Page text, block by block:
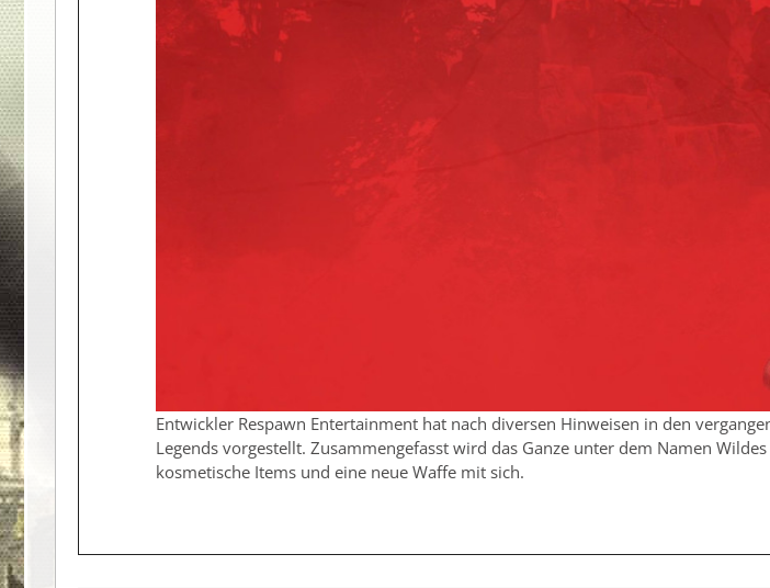
Entwickler Respawn Entertainment hat nach diversen Hinweisen in den
Legends vorgestellt. Zusammengefasst wird das Ganze unter dem Namen
kosmetische Items und eine neue Waffe mit sich.